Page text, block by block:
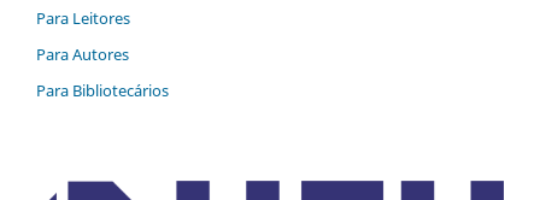
Para Leitores
Para Autores
Para Bibliotecários